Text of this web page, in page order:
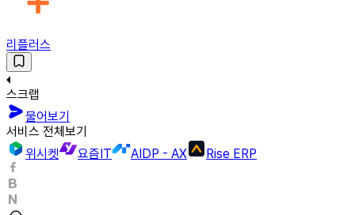
리플러스
스크랩
물어보기
서비스 전체보기
위시켓
요즘IT AIDP - AX Rise ERP